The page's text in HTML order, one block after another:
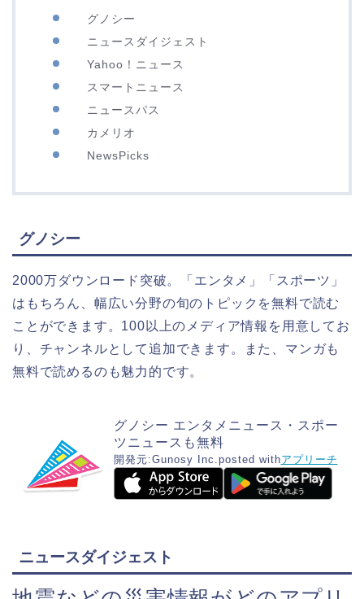
グノシー
ニュースダイジェスト
Yahoo！ニュース
スマートニュース
ニュースパス
カメリオ
NewsPicks
グノシー
2000万ダウンロード突破。「エンタメ」「スポーツ」
はもちろん、幅広い分野の旬のトピックを無料で読む
ことができます。100以上のメディア情報を用意してお
り、チャンネルとして追加できます。また、マンガも
無料で読めるのも魅力的です。
グノシー エンタメニュース・スポー
ツニュースも無料
開発元:Gunosy Inc.posted withアプリーチ
ニュースダイジェスト